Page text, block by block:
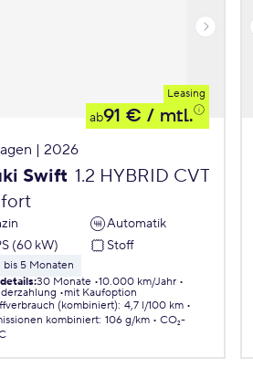
Leasing
ab91 € / mtl.
| 2026
Swift 1.2 HYBRID CVT
Automatik
(60 kW)
Stoff
bis 5 Monaten
:30 Monate 10.000 km/Jahr
mit Kaufoption
(kombiniert): 4,7 l/100 km
kombiniert: 106 g/km
CO₂-